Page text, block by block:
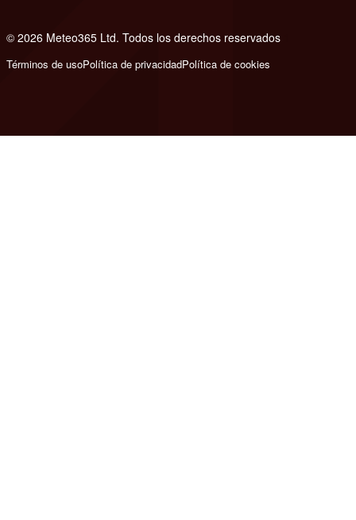
© 2026 Meteo365 Ltd. Todos los derechos reservados
Términos de usoPolítica de privacidadPolítica de cookies